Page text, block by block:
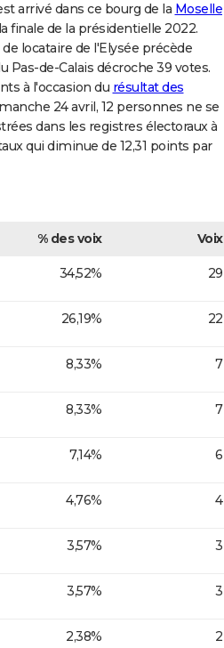
arrivé dans ce bourg de la Moselle
finale de la présidentielle 2022.
locataire de l'Elysée précède
Pas-de-Calais décroche 39 votes.
à l'occasion du résultat des
24 avril, 12 personnes ne se
dans les registres électoraux à
qui diminue de 12,31 points par
% des voix
Voix
34,52% 29
26,19% 22
8,33% 7
8,33% 7
7,14% 6
4,76% 4
3,57% 3
3,57% 3
2,38% 2